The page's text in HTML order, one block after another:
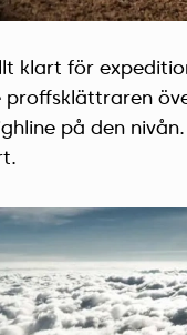
klart för
proffsklättraren
på den